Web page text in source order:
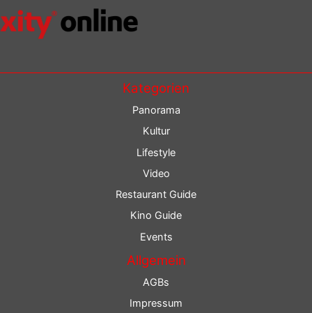
Kategorien
Panorama
Kultur
Lifestyle
Video
Restaurant Guide
Kino Guide
Events
Allgemein
AGBs
Impressum